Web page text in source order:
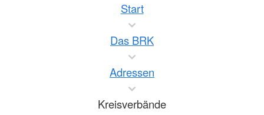
Start
Das BRK
Adressen
Kreisverbände